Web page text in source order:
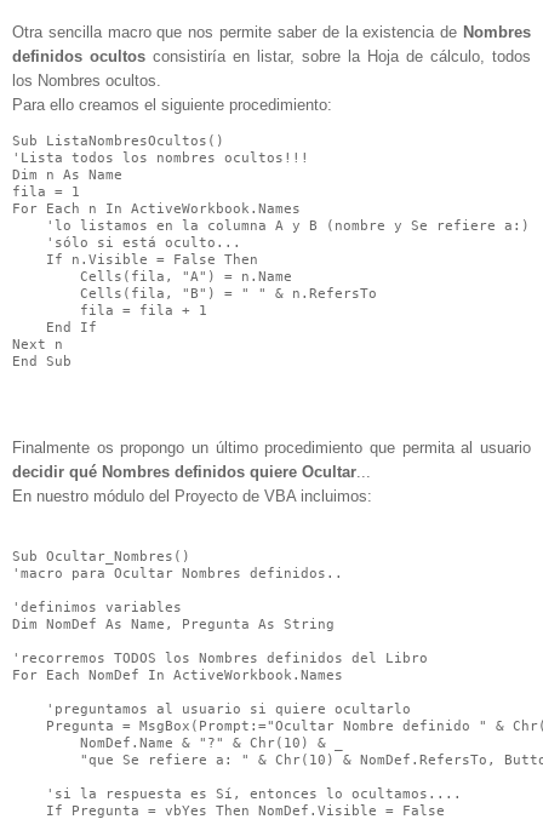
Otra sencilla macro que nos permite saber de la existencia de Nombres
definidos ocultos consistiría en listar, sobre la Hoja de cálculo, todos
los Nombres ocultos.
Para ello creamos el siguiente procedimiento:
Sub ListaNombresOcultos()
'Lista todos los nombres ocultos!!!
Dim n As Name
fila = 1
For Each n In ActiveWorkbook.Names
    'lo listamos en la columna A y B (nombre y Se refiere a:)
    'sólo si está oculto...
    If n.Visible = False Then
        Cells(fila, "A") = n.Name
        Cells(fila, "B") = " " & n.RefersTo
        fila = fila + 1
    End If
Next n
End Sub
Finalmente os propongo un último procedimiento que permita al usuario
decidir qué Nombres definidos quiere Ocultar...
En nuestro módulo del Proyecto de VBA incluimos:
Sub Ocultar_Nombres()
'macro para Ocultar Nombres definidos..
'definimos variables
Dim NomDef As Name, Pregunta As String
'recorremos TODOS los Nombres definidos del Libro
For Each NomDef In ActiveWorkbook.Names
    'preguntamos al usuario si quiere ocultarlo
Pregunta = MsgBox(Prompt:="Ocultar Nombre definido " &
        NomDef.Name & "?" & Chr(10) & _
"que Se refiere a: " & Chr(10) & NomDef.RefersTo,
    'si la respuesta es Sí, entonces lo ocultamos....
    If Pregunta = vbYes Then NomDef.Visible = False